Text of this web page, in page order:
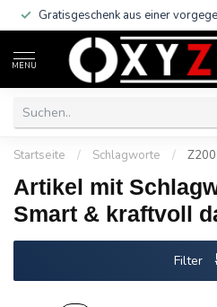
Gratisgeschenk aus einer
MENU
Startseite / Schlagworte /
Artikel mit
Smart & kraftvoll
Filter